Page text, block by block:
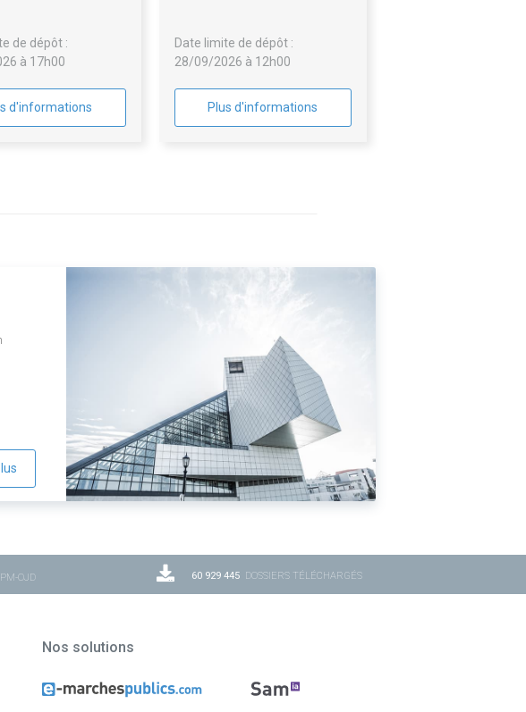
de dépôt :
à 17h00
d'informations
Date limite de dépôt :
28/09/2026 à 12h00
Plus d'informations
OJD 60 929 445 DOSSIERS TÉLÉCHARGÉS
Nos solutions